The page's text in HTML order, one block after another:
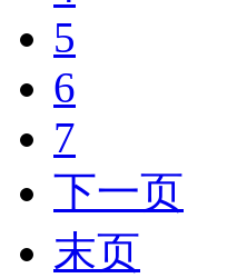
5
6
7
下一页
末页